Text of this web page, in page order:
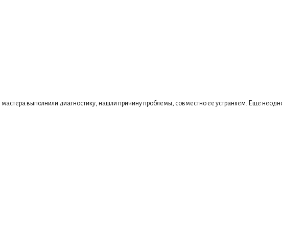
выполнили диагностику, нашли причину проблемы, совместно ее устраняем. Еще